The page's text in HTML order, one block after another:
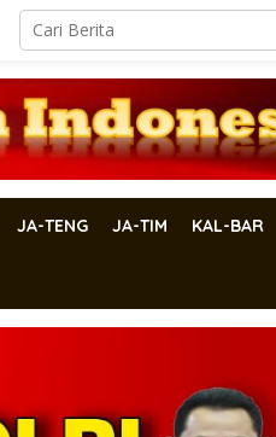
JA-TENG JA-TIM KAL-BAR